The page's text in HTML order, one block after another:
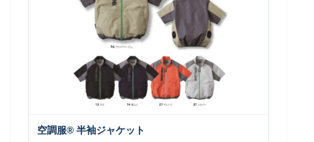
空調服® 半袖ジャケット